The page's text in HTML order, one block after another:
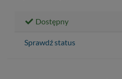
Dostępny
Sprawdź status